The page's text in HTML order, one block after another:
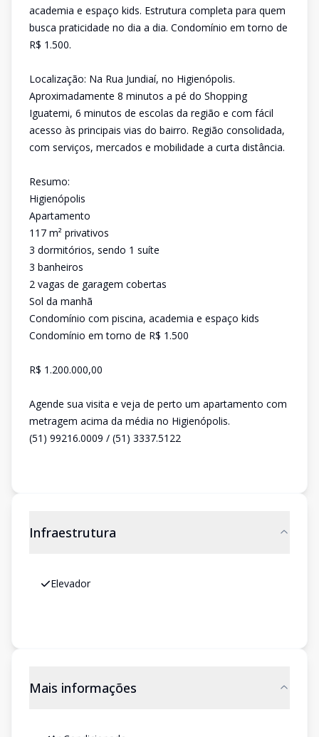
academia e espaço kids. Estrutura completa para quem
busca praticidade no dia a dia. Condomínio em torno de
R$ 1.500.
Localização: Na Rua Jundiaí, no Higienópolis.
Aproximadamente 8 minutos a pé do Shopping
Iguatemi, 6 minutos de escolas da região e com fácil
acesso às principais vias do bairro. Região consolidada,
com serviços, mercados e mobilidade a curta distância.
Resumo:
Higienópolis
Apartamento
117 m² privativos
3 dormitórios, sendo 1 suíte
3 banheiros
2 vagas de garagem cobertas
Sol da manhã
Condomínio com piscina, academia e espaço kids
Condomínio em torno de R$ 1.500
R$ 1.200.000,00
Agende sua visita e veja de perto um apartamento com
metragem acima da média no Higienópolis.
(51) 99216.0009 / (51) 3337.5122
Infraestrutura
Elevador
Mais informações